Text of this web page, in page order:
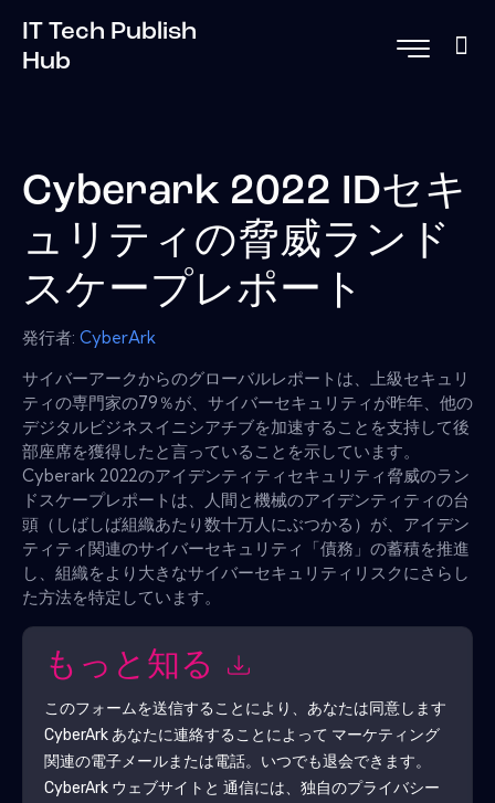
IT Tech Publish
Hub
Cyber​​ark 2022 IDセキ
ュリティの脅威ランド
スケープレポート
発行者: CyberArk
サイバーアークからのグローバルレポートは、上級セキュリ
ティの専門家の79％が、サイバーセキュリティが昨年、他の
デジタルビジネスイニシアチブを加速することを支持して後
部座席を獲得したと言っていることを示しています。
Cyber​​ark 2022のアイデンティティセキュリティ脅威のラン
ドスケープレポートは、人間と機械のアイデンティティの台
頭（しばしば組織あたり数十万人にぶつかる）が、アイデン
ティティ関連のサイバーセキュリティ「債務」の蓄積を推進
し、組織をより大きなサイバーセキュリティリスクにさらし
た方法を特定しています。
もっと知る
このフォームを送信することにより、あなたは同意します
CyberArkあなたに連絡することによって マーケティング
関連の電子メールまたは電話。いつでも退会できます。
CyberArkウェブサイトと 通信には、独自のプライバシー